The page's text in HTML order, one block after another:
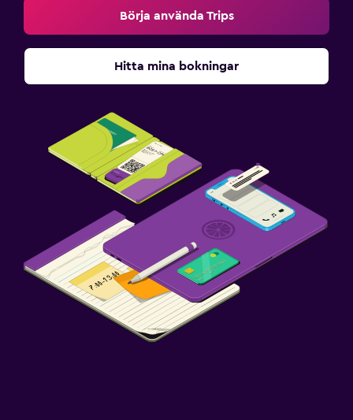
Börja använda Trips
Hitta mina bokningar